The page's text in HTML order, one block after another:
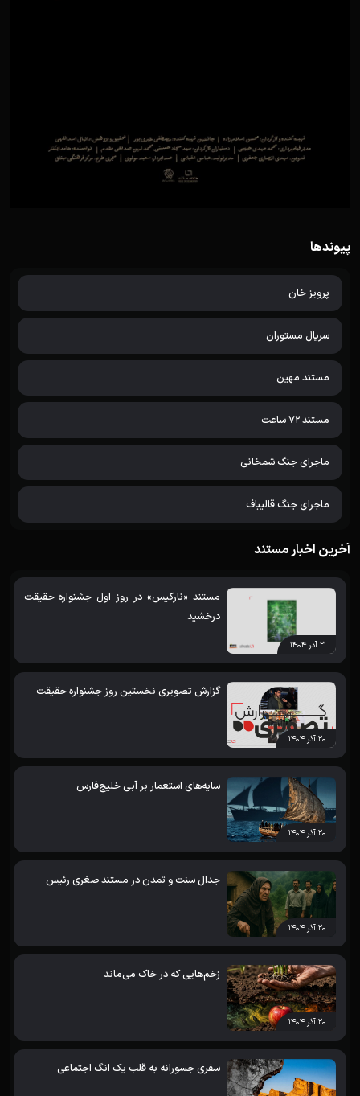
پیوندها
پرویز خان
سریال مستوران
مستند مهین
مستند 72 ساعت
ماجرای جنگ شمخانی
ماجرای جنگ قالیباف
آخرین اخبار مستند
۲۱ آذر ۱۴۰۴
مستند «نارکیس» در روز اول جشنواره حقیقت
درخشید
۲۰ آذر ۱۴۰۴
گزارش تصویری نخستین روز جشنواره حقیقت
۲۰ آذر ۱۴۰۴
سایه‌های استعمار بر آبی خلیج‌فارس
۲۰ آذر ۱۴۰۴
جدال سنت و تمدن در مستند صغری رئیس
۲۰ آذر ۱۴۰۴
زخم‌هایی که در خاک می‌ماند
سفری جسورانه به قلب یک انگ اجتماعی